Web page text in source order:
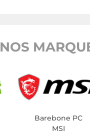
NOS
Barebone PC
MSI